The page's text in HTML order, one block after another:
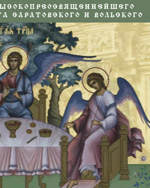
САРАТОВСКОГО И ВОЛЬСКОГО